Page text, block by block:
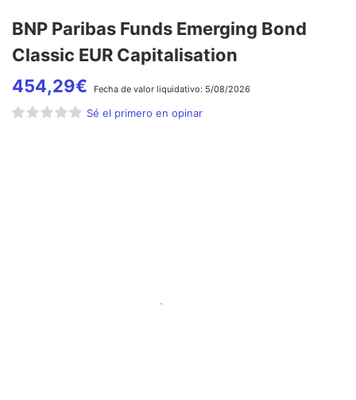
BNP Paribas Funds Emerging Bond
Classic EUR Capitalisation
454,29€ Fecha de valor liquidativo: 5/08/2026
Sé el primero en opinar